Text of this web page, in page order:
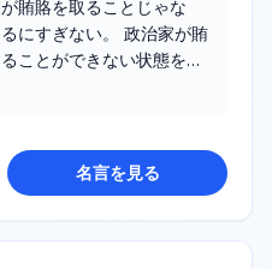
賄賂を取ることじゃな
にすぎない。 政治家が賄
ことができない状態を、
名言を見る